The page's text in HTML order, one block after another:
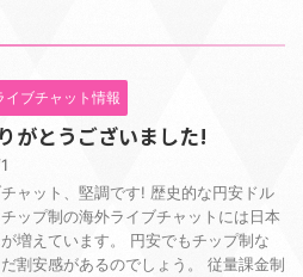
イブチャット情報
がとうございました!
ャット、堅調です! 歴史的な円安ドル
ップ制の海外ライブチャットには日本
増えています。 円安でもチップ制な
割安感があるのでしょう。 従量課金制